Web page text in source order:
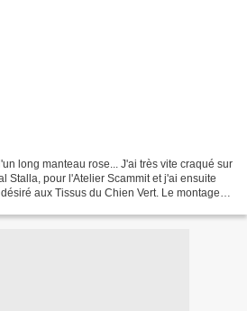
long manteau rose... J'ai très vite craqué sur
Stalla, pour l'Atelier Scammit et j'ai ensuite
aux Tissus du Chien Vert. Le montage